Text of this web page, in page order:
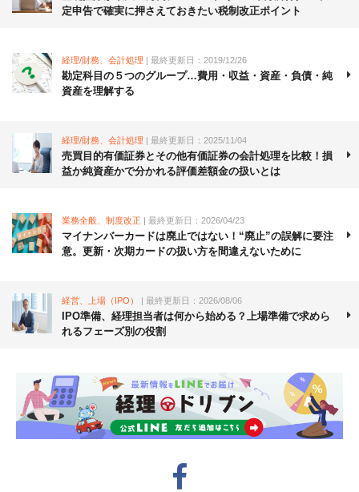
定申告で確実に押さえておきたい税制改正ポイント
経理/財務、会計処理 | 最終更新日：2019/12/26
勘定科目の５つのグループ…費用・収益・資産・負債・純
資産を理解する
経理/財務、会計処理 | 最終更新日：2025/11/04
売買目的有価証券とその他有価証券の会計処理を比較！損
益か純資産かで分かれる評価差額金の扱いとは
業務全般、制度改正 | 最終更新日：2026/04/23
マイナンバーカードは廃止ではない！“廃止”の誤解に要注
意。更新・次期カードの扱い方を間違えないために
経営、上場（IPO） | 最終更新日：2026/08/06
IPO準備、経理担当者は何から始める？上場準備で求めら
れるフェーズ別の役割